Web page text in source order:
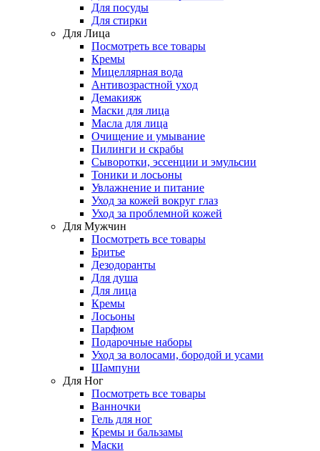
Для посуды
Для стирки
Для Лица
Посмотреть все товары
Кремы
Мицеллярная вода
Антивозрастной уход
Демакияж
Маски для лица
Масла для лица
Очищение и умывание
Пилинги и скрабы
Сыворотки, эссенции и эмульсии
Тоники и лосьоны
Увлажнение и питание
Уход за кожей вокруг глаз
Уход за проблемной кожей
Для Мужчин
Посмотреть все товары
Бритье
Дезодоранты
Для душа
Для лица
Кремы
Лосьоны
Парфюм
Подарочные наборы
Уход за волосами, бородой и усами
Шампуни
Для Ног
Посмотреть все товары
Ванночки
Гель для ног
Кремы и бальзамы
Маски